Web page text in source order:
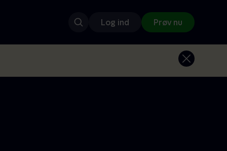
Log ind Prøv nu